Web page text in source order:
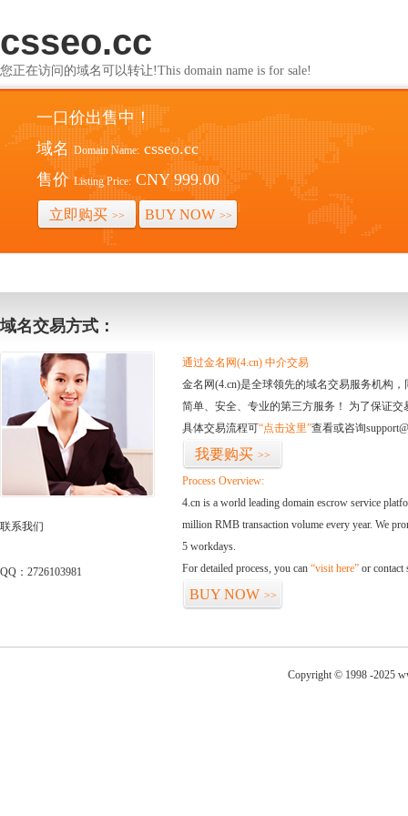
csseo.cc
您正在访问的域名可以转让!This domain name is for sale!
一口价出售中！
域名 Domain Name: csseo.cc
售价 Listing Price: CNY 999.00
立即购买 >> BUY NOW >>
域名交易方式：
联系我们
QQ：2726103981
通过金名网(4.cn) 中介交易
金名网(4.cn)是全球领先的域名交易服务机构
简单、安全、专业的第三方服务！ 为了保证
具体交易流程可“点击这里”查看或咨询
我要购买 >>
Process Overview:
4.cn is a world leading domain escrow service
million RMB transaction volume every year. We
5 workdays.
For detailed process, you can “visit here” or contact
BUY NOW >>
Copyright © 1998 -2025